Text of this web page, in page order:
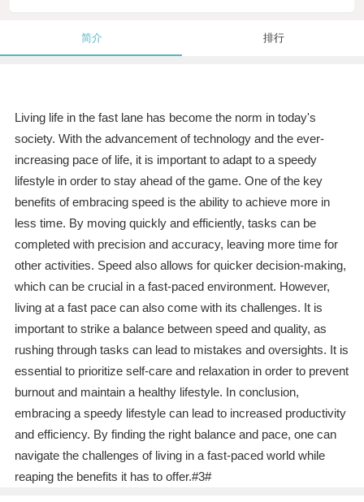
简介 排行
Living life in the fast lane has become the norm in today's
society. With the advancement of technology and the ever-
increasing pace of life, it is important to adapt to a speedy
lifestyle in order to stay ahead of the game. One of the key
benefits of embracing speed is the ability to achieve more in
less time. By moving quickly and efficiently, tasks can be
completed with precision and accuracy, leaving more time for
other activities. Speed also allows for quicker decision-making,
which can be crucial in a fast-paced environment. However,
living at a fast pace can also come with its challenges. It is
important to strike a balance between speed and quality, as
rushing through tasks can lead to mistakes and oversights. It is
essential to prioritize self-care and relaxation in order to prevent
burnout and maintain a healthy lifestyle. In conclusion,
embracing a speedy lifestyle can lead to increased productivity
and efficiency. By finding the right balance and pace, one can
navigate the challenges of living in a fast-paced world while
reaping the benefits it has to offer.#3#